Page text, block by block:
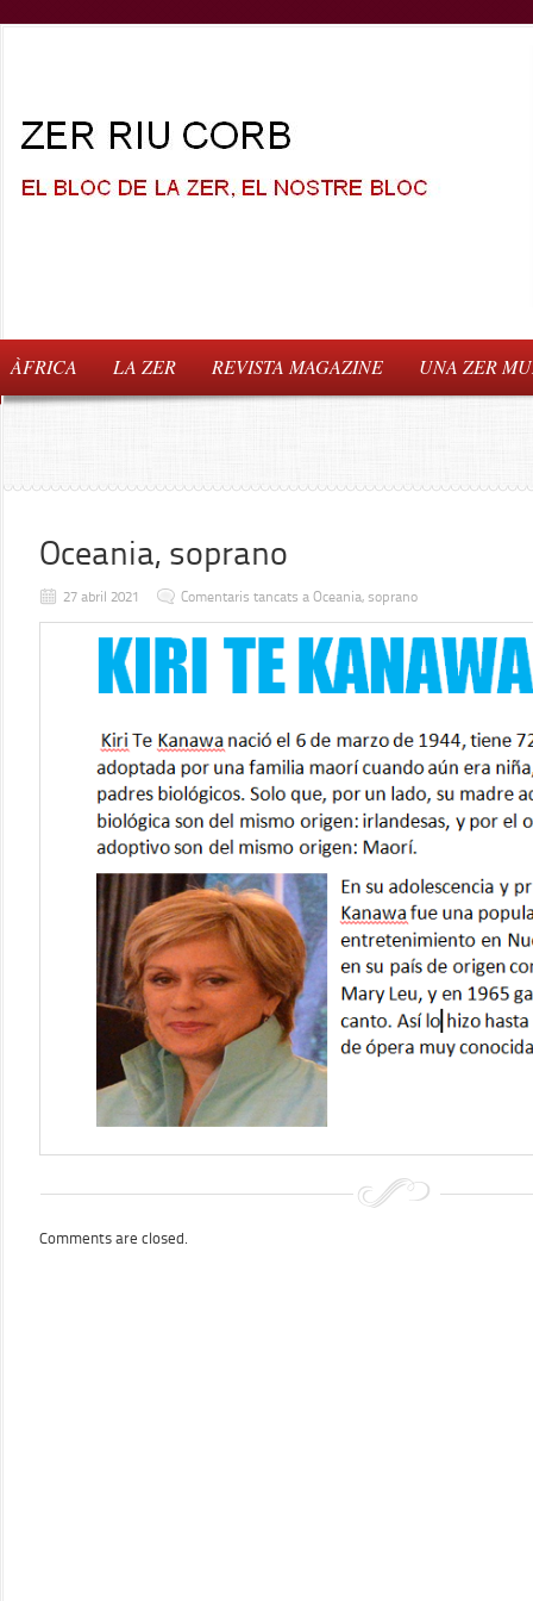
ÀFRICA LA ZER REVISTA MAGAZINE UNA ZER
Oceania, soprano
27 abril 2021 Comentaris tancats a Oceania, soprano
Comments are closed.